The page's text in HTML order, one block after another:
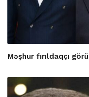
Məşhur fırıldaqçı